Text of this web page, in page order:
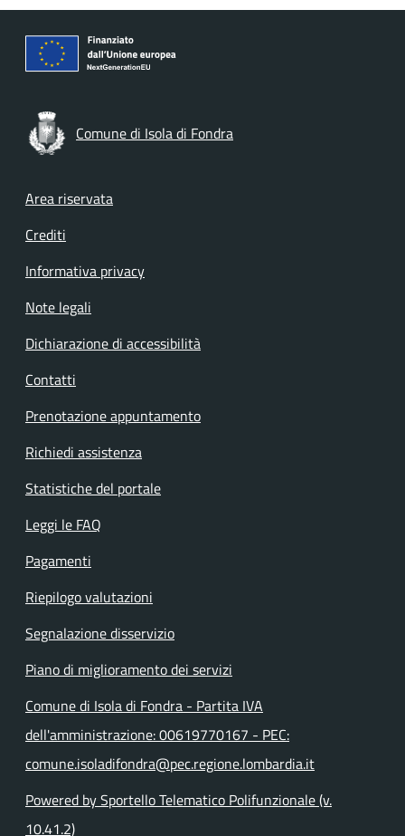
Comune di Isola di Fondra
Footer menu
Area riservata
Crediti
Informativa privacy
Note legali
Dichiarazione di accessibilità
Contatti
Prenotazione appuntamento
Richiedi assistenza
Statistiche del portale
Leggi le FAQ
Pagamenti
Riepilogo valutazioni
Segnalazione disservizio
Piano di miglioramento dei servizi
Comune di Isola di Fondra - Partita IVA
dell'amministrazione: 00619770167 - PEC:
comune.isoladifondra@pec.regione.lombardia.it
Powered by Sportello Telematico Polifunzionale (v.
10.41.2)